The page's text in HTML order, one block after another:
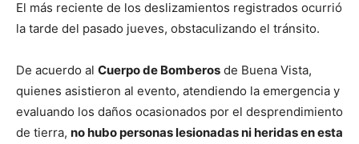
El más reciente de los deslizamientos registrados ocurrió
la tarde del pasado jueves, obstaculizando el tránsito.
De acuerdo al Cuerpo de Bomberos de Buena Vista,
quienes asistieron al evento, atendiendo la emergencia y
evaluando los daños ocasionados por el desprendimiento
de tierra, no hubo personas lesionadas ni heridas en esta